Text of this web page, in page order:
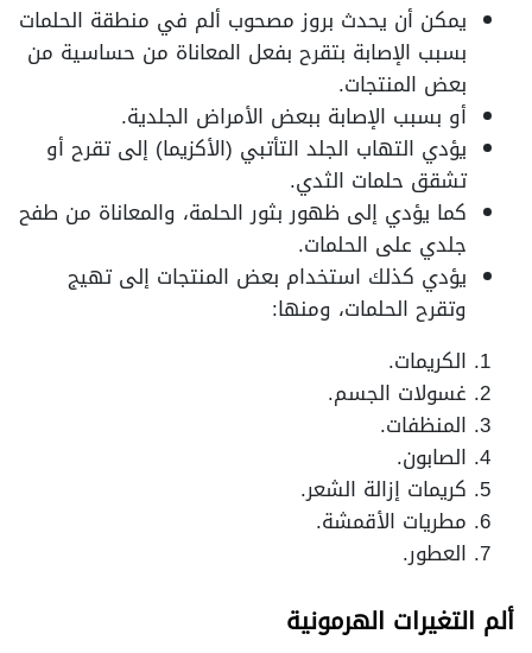
يمكن أن يحدث بروز مصحوب ألم في منطقة الحلمات
بسبب الإصابة بتقرح بفعل المعاناة من حساسية من
بعض المنتجات.
أو بسبب الإصابة ببعض الأمراض الجلدية.
يؤدي التهاب الجلد التأتبي (الأكزيما) إلى تقرح أو
تشقق حلمات الثدي.
كما يؤدي إلى ظهور بثور الحلمة، والمعاناة من طفح
جلدي على الحلمات.
يؤدي كذلك استخدام بعض المنتجات إلى تهيج
وتقرح الحلمات، ومنها:
الكريمات.
غسولات الجسم.
المنظفات.
الصابون.
كريمات إزالة الشعر.
مطريات الأقمشة.
العطور.
ألم التغيرات الهرمونية